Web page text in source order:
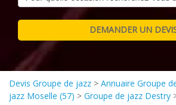
Devis Groupe de jazz > Annuaire Groupe
jazz Moselle (57) > Groupe de jazz Destry